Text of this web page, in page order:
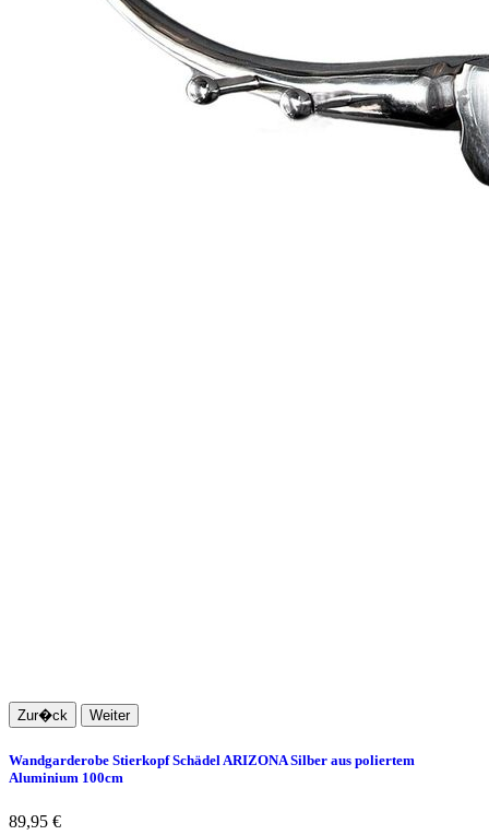
Zur�ck Weiter
Wandgarderobe Stierkopf Schädel ARIZONA Silber aus poliertem
Aluminium 100cm
89,95 €